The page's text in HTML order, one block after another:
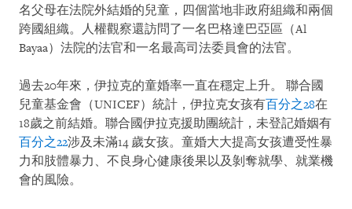
名父母在法院外結婚的兒童，四個當地非政府組織和兩個
跨國組織。人權觀察還訪問了一名巴格達巴亞區（Al
Bayaa）法院的法官和一名最高司法委員會的法官。
過去20年來，伊拉克的童婚率一直在穩定上升。 聯合國
兒童基金會（UNICEF）統計，伊拉克女孩有百分之28在
18歲之前結婚。聯合國伊拉克援助團統計，未登記婚姻有
百分之22涉及未滿14 歲女孩。童婚大大提高女孩遭受性暴
力和肢體暴力、不良身心健康後果以及剝奪就學、就業機
會的風險。